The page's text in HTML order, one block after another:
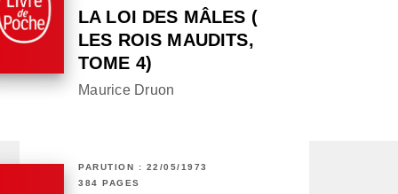
LA LOI DES MÂLES (
LES ROIS MAUDITS,
TOME 4)
Maurice Druon
PARUTION : 22/05/1973
384 PAGES